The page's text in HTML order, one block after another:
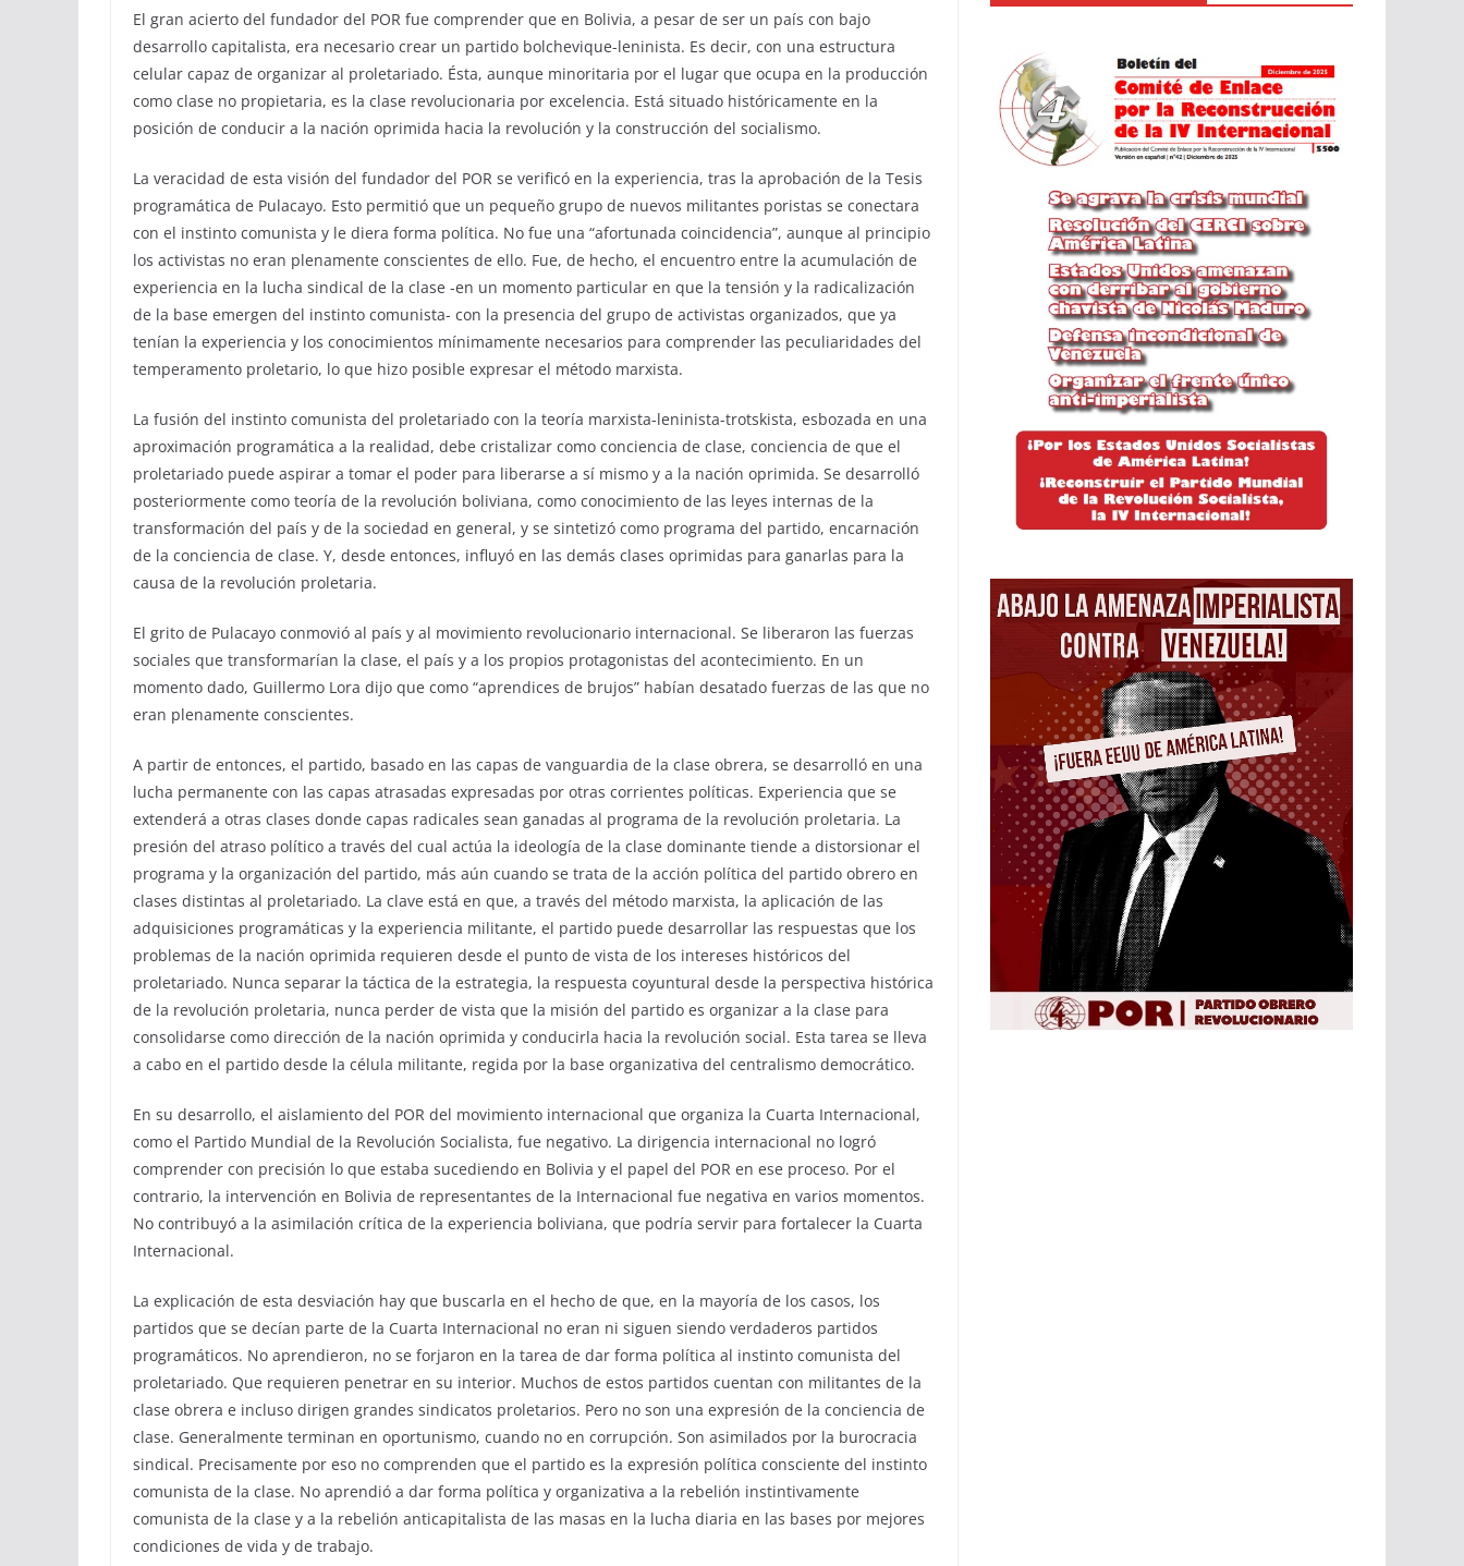
El gran acierto del fundador del POR fue comprender que en Bolivia, a pesar de ser un país con bajo
desarrollo capitalista, era necesario crear un partido bolchevique-leninista. Es decir, con una estructura
celular capaz de organizar al proletariado. Ésta, aunque minoritaria por el lugar que ocupa en la producción
como clase no propietaria, es la clase revolucionaria por excelencia. Está situado históricamente en la
posición de conducir a la nación oprimida hacia la revolución y la construcción del socialismo.
La veracidad de esta visión del fundador del POR se verificó en la experiencia, tras la aprobación de la Tesis
programática de Pulacayo. Esto permitió que un pequeño grupo de nuevos militantes poristas se conectara
con el instinto comunista y le diera forma política. No fue una “afortunada coincidencia”, aunque al principio
los activistas no eran plenamente conscientes de ello. Fue, de hecho, el encuentro entre la acumulación de
experiencia en la lucha sindical de la clase -en un momento particular en que la tensión y la radicalización
de la base emergen del instinto comunista- con la presencia del grupo de activistas organizados, que ya
tenían la experiencia y los conocimientos mínimamente necesarios para comprender las peculiaridades del
temperamento proletario, lo que hizo posible expresar el método marxista.
La fusión del instinto comunista del proletariado con la teoría marxista-leninista-trotskista, esbozada en una
aproximación programática a la realidad, debe cristalizar como conciencia de clase, conciencia de que el
proletariado puede aspirar a tomar el poder para liberarse a sí mismo y a la nación oprimida. Se desarrolló
posteriormente como teoría de la revolución boliviana, como conocimiento de las leyes internas de la
transformación del país y de la sociedad en general, y se sintetizó como programa del partido, encarnación
de la conciencia de clase. Y, desde entonces, influyó en las demás clases oprimidas para ganarlas para la
causa de la revolución proletaria.
El grito de Pulacayo conmovió al país y al movimiento revolucionario internacional. Se liberaron las fuerzas
sociales que transformarían la clase, el país y a los propios protagonistas del acontecimiento. En un
momento dado, Guillermo Lora dijo que como “aprendices de brujos” habían desatado fuerzas de las que no
eran plenamente conscientes.
A partir de entonces, el partido, basado en las capas de vanguardia de la clase obrera, se desarrolló en una
lucha permanente con las capas atrasadas expresadas por otras corrientes políticas. Experiencia que se
extenderá a otras clases donde capas radicales sean ganadas al programa de la revolución proletaria. La
presión del atraso político a través del cual actúa la ideología de la clase dominante tiende a distorsionar el
programa y la organización del partido, más aún cuando se trata de la acción política del partido obrero en
clases distintas al proletariado. La clave está en que, a través del método marxista, la aplicación de las
adquisiciones programáticas y la experiencia militante, el partido puede desarrollar las respuestas que los
problemas de la nación oprimida requieren desde el punto de vista de los intereses históricos del
proletariado. Nunca separar la táctica de la estrategia, la respuesta coyuntural desde la perspectiva histórica
de la revolución proletaria, nunca perder de vista que la misión del partido es organizar a la clase para
consolidarse como dirección de la nación oprimida y conducirla hacia la revolución social. Esta tarea se lleva
a cabo en el partido desde la célula militante, regida por la base organizativa del centralismo democrático.
En su desarrollo, el aislamiento del POR del movimiento internacional que organiza la Cuarta Internacional,
como el Partido Mundial de la Revolución Socialista, fue negativo. La dirigencia internacional no logró
comprender con precisión lo que estaba sucediendo en Bolivia y el papel del POR en ese proceso. Por el
contrario, la intervención en Bolivia de representantes de la Internacional fue negativa en varios momentos.
No contribuyó a la asimilación crítica de la experiencia boliviana, que podría servir para fortalecer la Cuarta
Internacional.
La explicación de esta desviación hay que buscarla en el hecho de que, en la mayoría de los casos, los
partidos que se decían parte de la Cuarta Internacional no eran ni siguen siendo verdaderos partidos
programáticos. No aprendieron, no se forjaron en la tarea de dar forma política al instinto comunista del
proletariado. Que requieren penetrar en su interior. Muchos de estos partidos cuentan con militantes de la
clase obrera e incluso dirigen grandes sindicatos proletarios. Pero no son una expresión de la conciencia de
clase. Generalmente terminan en oportunismo, cuando no en corrupción. Son asimilados por la burocracia
sindical. Precisamente por eso no comprenden que el partido es la expresión política consciente del instinto
comunista de la clase. No aprendió a dar forma política y organizativa a la rebelión instintivamente
comunista de la clase y a la rebelión anticapitalista de las masas en la lucha diaria en las bases por mejores
condiciones de vida y de trabajo.